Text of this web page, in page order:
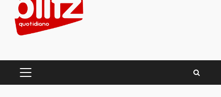
PRIMARY